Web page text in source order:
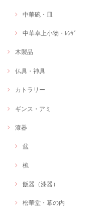
中華碗・皿
中華卓上小物・ﾚﾝｹﾞ
木製品
仏具・神具
カトラリー
ギンス・アミ
漆器
盆
椀
飯器（漆器）
松華堂・幕の内